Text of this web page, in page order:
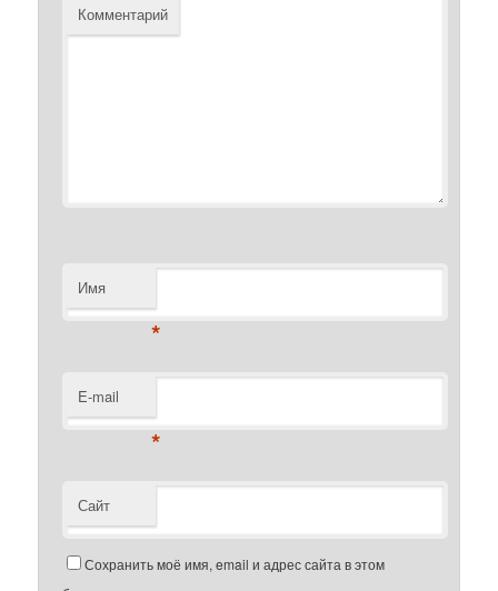
Комментарий
Имя
*
E-mail
*
Сайт
Сохранить моё имя, email и адрес сайта в этом